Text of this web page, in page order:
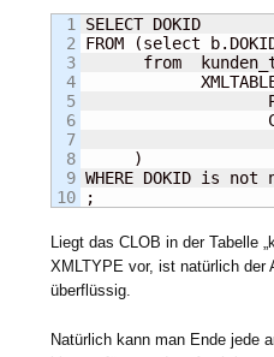
1
2
3
4
5
6
7
8
9
SELECT DOKID
FROM (select
from
     )
WHERE DOKID is not
;
Liegt das CLOB in der Tabelle
XMLTYPE vor, ist natürlich
überflüssig.
Natürlich kann man Ende jede